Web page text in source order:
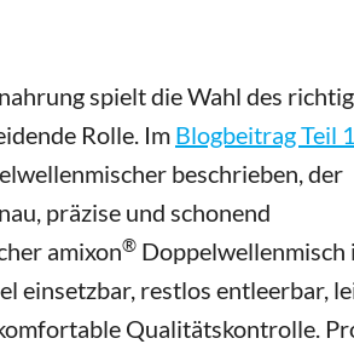
spielt die Wahl des
Rolle. Im Blogbeitrag Teil 1
beschrieben, der
präzise und schonend
amixon® Doppelwellenmisch
einsetzbar, restlos entleerbar,
Qualitätskontrolle.